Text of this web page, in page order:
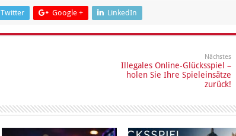
Twitter Google + LinkedIn
Nächstes
Illegales Online-Glücksspiel –
holen Sie Ihre Spieleinsätze
zurück!